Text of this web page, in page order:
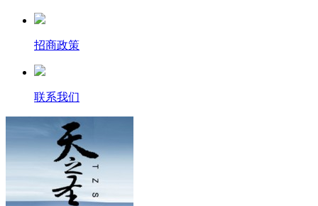
招商政策
联系我们